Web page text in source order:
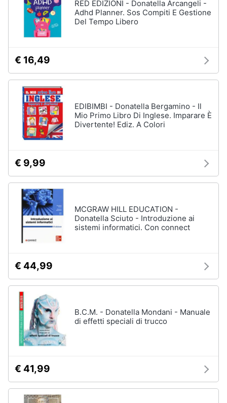
RED EDIZIONI - Donatella Arcangeli -
Adhd Planner. Sos Compiti E Gestione
Del Tempo Libero
€ 16,49
EDIBIMBI - Donatella Bergamino - Il
Mio Primo Libro Di Inglese. Imparare È
Divertente! Ediz. A Colori
€ 9,99
MCGRAW HILL EDUCATION -
Donatella Sciuto - Introduzione ai
sistemi informatici. Con connect
€ 44,99
B.C.M. - Donatella Mondani - Manuale
di effetti speciali di trucco
€ 41,99